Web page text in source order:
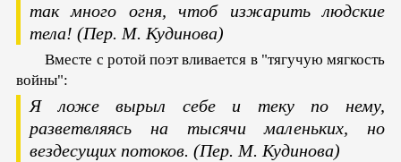
так много огня, чтоб изжарить людские
тела! (Пер. М. Кудинова)
Вместе с ротой поэт вливается в "тягучую мягкость
войны":
Я ложе вырыл себе и теку по нему,
разветвляясь на тысячи маленьких, но
вездесущих потоков. (Пер. М. Кудинова)